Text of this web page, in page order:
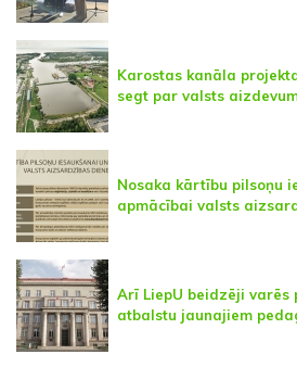
Karostas kanāla
segt par valsts
Nosaka kārtību pilsoņu
apmācībai valsts
Arī LiepU beidzēji varēs
atbalstu jaunajiem